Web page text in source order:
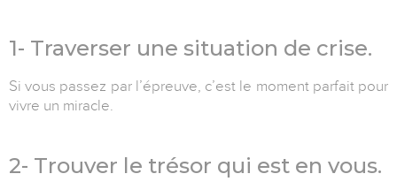
1- Traverser une situation de crise.
Si vous passez par l’épreuve, c’est le moment parfait pour
vivre un miracle.
2- Trouver le trésor qui est en vous.